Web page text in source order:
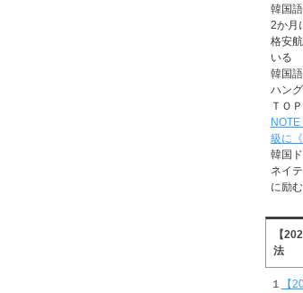
韓国
2か月
格安
いる
韓国
ハン
ＴＯ
級に
韓国
ネイ
に励む
【
法
１
【